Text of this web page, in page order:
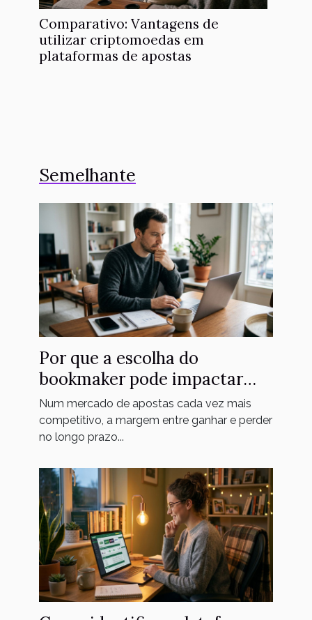
Comparativo: Vantagens de
utilizar criptomoedas em
plataformas de apostas
Semelhante
Por que a escolha do
bookmaker pode impactar
seus ganhos a longo prazo
Num mercado de apostas cada vez mais
competitivo, a margem entre ganhar e perder
no longo prazo...